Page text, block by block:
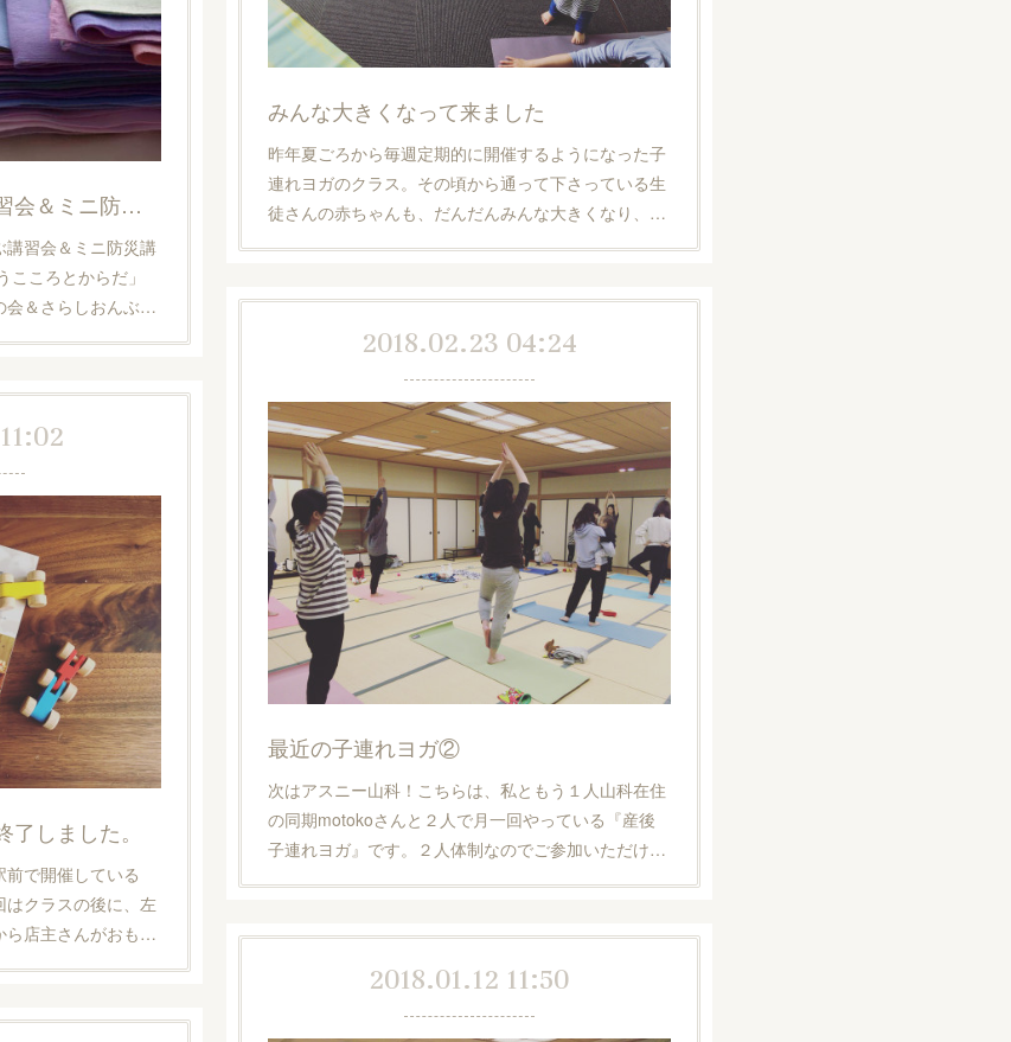
関西初！さらしおんぶ講習会＆ミニ防災講座
講習会＆ミニ防災講
ころとからだ」
会＆さらしおんぶ…
みんな大きくなって来ました
昨年夏ごろから毎週定期的に開催するようになった子
連れヨガのクラス。その頃から通って下さっている生
徒さんの赤ちゃんも、だんだんみんな大きくなり、…
2018.02.23 04:24
最近の子連れヨガ②
次はアスニー山科！こちらは、私ともう１人山科在住
の同期motokoさんと２人で月一回やっている『産後
子連れヨガ』です。２人体制なのでご参加いただけ…
しました。
で開催している
はクラスの後に、左
ら店主さんがおも…
2018.01.12 11:50